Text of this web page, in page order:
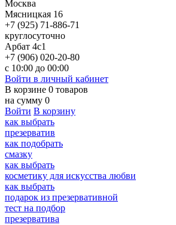
Москва
Мясницкая 16
+7 (925) 71-886-71
круглосуточно
Арбат 4с1
+7 (906) 020-20-80
с 10:00 до 00:00
Войти в личный кабинет
В корзине 0 товаров
на сумму 0
Войти В корзину
как выбрать
презерватив
как подобрать
смазку
как выбрать
косметику для искусства любви
как выбрать
подарок из презервативной
тест на подбор
презерватива